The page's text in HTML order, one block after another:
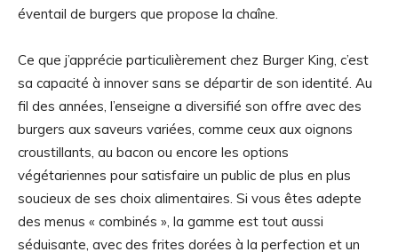
éventail de burgers que propose la chaîne.
Ce que j’apprécie particulièrement chez Burger King, c’est
sa capacité à innover sans se départir de son identité. Au
fil des années, l’enseigne a diversifié son offre avec des
burgers aux saveurs variées, comme ceux aux oignons
croustillants, au bacon ou encore les options
végétariennes pour satisfaire un public de plus en plus
soucieux de ses choix alimentaires. Si vous êtes adepte
des menus « combinés », la gamme est tout aussi
séduisante, avec des frites dorées à la perfection et un